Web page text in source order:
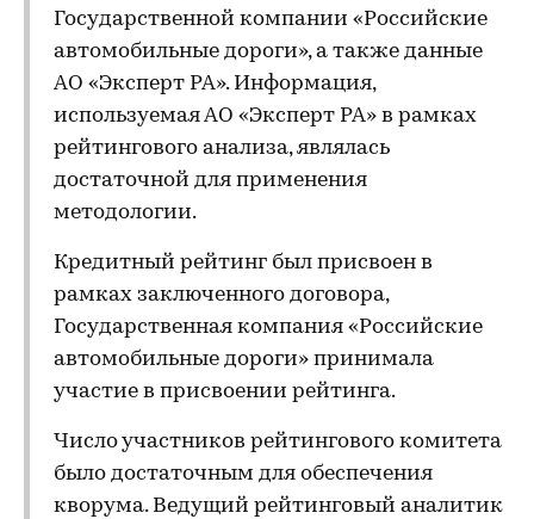
Государственной компании «Российские
автомобильные дороги», а также данные
АО «Эксперт РА». Информация,
используемая АО «Эксперт РА» в рамках
рейтингового анализа, являлась
достаточной для применения
методологии.
Кредитный рейтинг был присвоен в
рамках заключенного договора,
Государственная компания «Российские
автомобильные дороги» принимала
участие в присвоении рейтинга.
Число участников рейтингового комитета
было достаточным для обеспечения
кворума. Ведущий рейтинговый аналитик